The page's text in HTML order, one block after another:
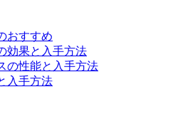
おすすめ
効果と入手方法
の性能と入手方法
入手方法